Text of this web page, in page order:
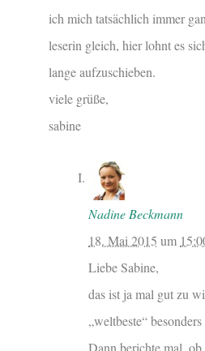
ich mich tatsächlich immer
leserin gleich, hier lohnt es
lange aufzuschieben.
viele grüße,
sabine
Nadine Beckmann
18. Mai 2015 um
Liebe Sabine,
das ist ja mal gut zu
„weltbeste“
Dann berichte mal,